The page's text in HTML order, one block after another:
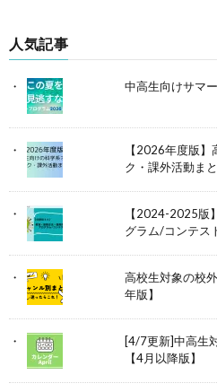
人気記事
中高生向けサマ
【2026年度版
ク・課外活動ま
【2024-2025版
グラム/コンテス
高校生対象の校
年版】
[4/7更新]中高生
【4月以降版】